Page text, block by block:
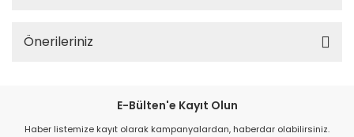
Önerileriniz
E-Bülten'e Kayıt Olun
Haber listemize kayıt olarak kampanyalardan, haberdar olabilirsiniz.